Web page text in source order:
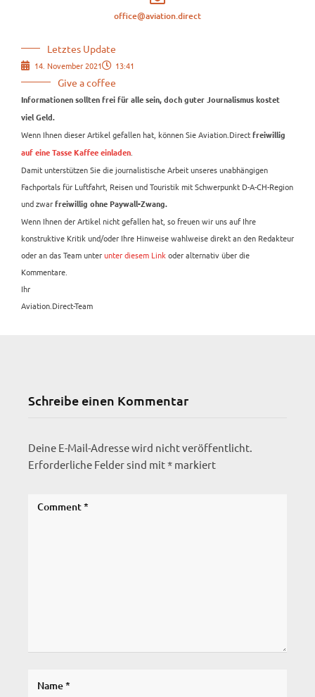
office@aviation.direct
Letztes Update
14. November 2021 13:41
Give a coffee
Informationen sollten frei für alle sein, doch guter Journalismus kostet
viel Geld.
Wenn Ihnen dieser Artikel gefallen hat, können Sie Aviation.Direct freiwillig
auf eine Tasse Kaffee einladen
Damit unterstützen Sie die journalistische Arbeit unseres unabhängigen
Fachportals für Luftfahrt, Reisen und Touristik mit Schwerpunkt D-A-CH-Region
und zwar freiwillig ohne Paywall-Zwang.
Wenn Ihnen der Artikel nicht gefallen hat, so freuen wir uns auf Ihre
konstruktive Kritik und/oder Ihre Hinweise wahlweise direkt an den Redakteur
oder an das Team unterunter diesem Link oder alternativ über die
Kommentare.
Ihr
Aviation.Direct-Team
Schreibe einen Kommentar
Deine E-Mail-Adresse wird nicht veröffentlicht.
Erforderliche Felder sind mit* markiert